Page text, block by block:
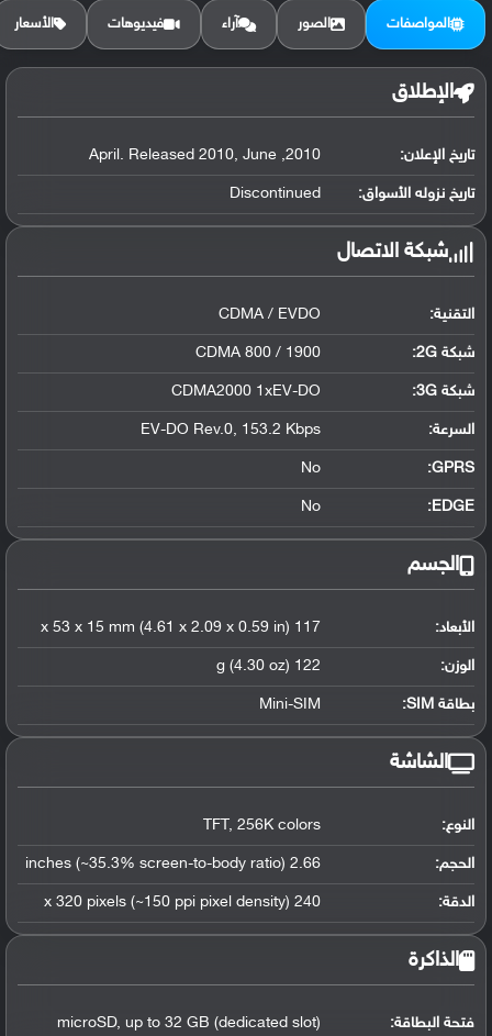
المواصفات الصور آراء فيديوهات الأسعار
الإطلاق
تاريخ الإعلان: 2010, April. Released 2010, June
تاريخ نزوله الأسواق: Discontinued
شبكة الاتصال
التقنية: CDMA / EVDO
شبكة 2G: CDMA 800 / 1900
شبكة 3G :
CDMA2000 1xEV-DO
السرعة: EV-DO Rev.0, 153.2 Kbps
GPRS:
No
EDGE:
No
الجسم
الأبعاد: 117 x 53 x 15 mm (4.61 x 2.09 x 0.59 in)
الوزن: 122 g (4.30 oz)
بطاقة SIM: Mini-SIM
الشاشة
النوع: TFT, 256K colors
الحجم: 2.66 inches (~35.3% screen-to-body ratio)
الدقة: 240 x 320 pixels (~150 ppi pixel density)
الذاكرة
فتحة البطاقة: microSD, up to 32 GB (dedicated slot)